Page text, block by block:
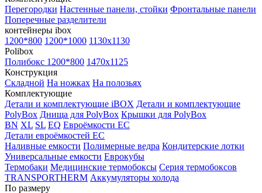
Перегородки Настенные панели, стойки Фронтальные панели
Поперечные разделители
контейнеры ibox
1200*800 1200*1000 1130x1130
Polibox
Полибокс 1200*800 1470х1125
Конструкция
Складной На ножках На полозьях
Комплектующие
Детали и комплектующие iBOX Детали и комплектующие
PolyBox Днища для PolyBox Крышки для PolyBox
BN XL SL EQ Евроёмкости EC
Детали евроёмкостей EC
Наливные емкости Полимерные ведра Кондитерские лотки
Универсальные емкости Еврокубы
Термобаки Медицинские термобоксы Серия термобоксов
TRANSPORTHERM Аккумуляторы холода
По размеру